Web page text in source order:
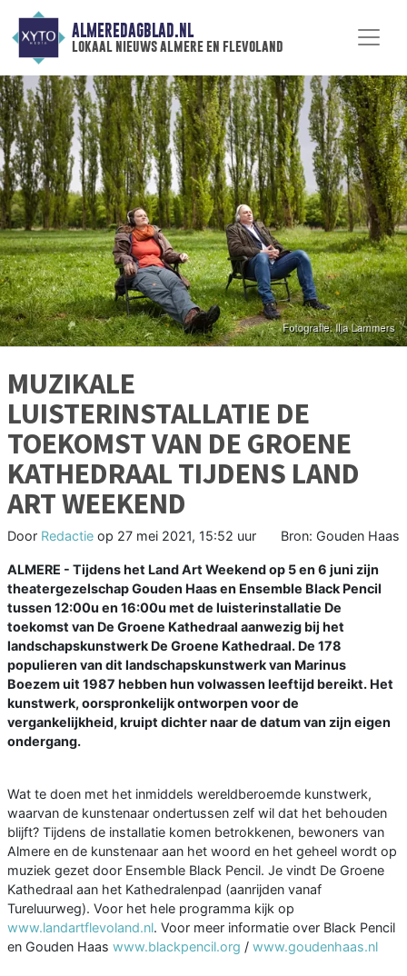
ALMEREDAGBLAD.NL
lokaal nieuws almere en flevoland
MUZIKALE
LUISTERINSTALLATIE DE
TOEKOMST VAN DE GROENE
KATHEDRAAL TIJDENS LAND
ART WEEKEND
Door Redactie op 27 mei 2021, 15:52 uur Bron: Gouden Haas
ALMERE - Tijdens het Land Art Weekend op 5 en 6 juni zijn
theatergezelschap Gouden Haas en Ensemble Black Pencil
tussen 12:00u en 16:00u met de luisterinstallatie De
toekomst van De Groene Kathedraal aanwezig bij het
landschapskunstwerk De Groene Kathedraal. De 178
populieren van dit landschapskunstwerk van Marinus
Boezem uit 1987 hebben hun volwassen leeftijd bereikt. Het
kunstwerk, oorspronkelijk ontworpen voor de
vergankelijkheid, kruipt dichter naar de datum van zijn eigen
ondergang.
Wat te doen met het inmiddels wereldberoemde kunstwerk,
waarvan de kunstenaar ondertussen zelf wil dat het behouden
blijft? Tijdens de installatie komen betrokkenen, bewoners van
Almere en de kunstenaar aan het woord en het geheel wordt op
muziek gezet door Ensemble Black Pencil. Je vindt De Groene
Kathedraal aan het Kathedralenpad (aanrijden vanaf
Tureluurweg). Voor het hele programma kijk op
www.landartflevoland.nl. Voor meer informatie over Black Pencil
en Gouden Haas www.blackpencil.org / www.goudenhaas.nl